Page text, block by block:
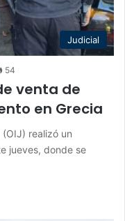
Judicial
54
venta de
en Grecia
realizó un
jueves, donde se